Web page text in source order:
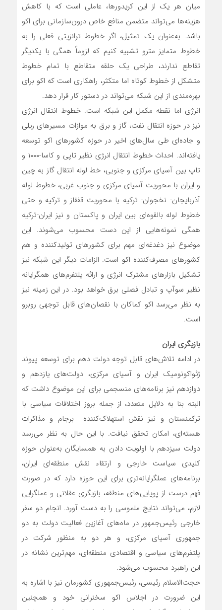
میان هر یک از این کریدورها، عاملی است که با کاهش
هزینه‌ها می‌تواند متضمن منافع خاص درون‌سازمانی برای اکو
باشد. به‌عنوان یک تمثیل، اگر خطوط ترانزیتی فعلی را به
خطوط متمایز مترو تشبیه کنیم که لزوماً همگی با یکدیگر
تقاطع ندارند، طراحی یک حلقه متقاطع با تمام خطوط
متشکل از خطوط کوتاه اما متکثر، راهکاری است که اکو برای
بهره‌مندی از این شبکه می‌تواند در دستور کار قرار دهد.
انرژی اما نقطه مکمل این شبکه است. خطوط انتقال انرژی
نیز در حوزه انتقال نفت، گاز و برق به موازات مسیرهای ریلی
و جاده‌ای طی سال‌های اخیر در حوزه کشورهای اکو توسعه
یافته‌اند. احداث خطوط انتقال انرژی نظیر تاپی و کاسا-۱۰۰۰ و
تاپ بین آسیای مرکزی و جنوبی، خط لوله انتقال گاز به چین
و ایران با محوریت آسیای مرکزی و جنوب غربی، خطوط لوله
آذربایجان- نخجوان- ترکیه با محوریت قفقاز و ترکیه و حتی
خطوط لوله‌ بالقوه‌ای بین ایران و پاکستان و نیز ایران-ترکیه
همگی نمونه‌هایی از این دست محسوب می‌شوند. این
موضوع نیز دغدغه‌ای مهم برای کشورهای تولیدکننده و هم
کشورهای مصرف‌کننده اکو است. الزامات دیگر این شبکه نیز
تشکیل بازارهای مشترک انرژی و ارائه پلتفرم‌های همگرایانه
نظیر سوآپ و تبادل فصلی برق خواهد بود. در این زمینه نیز
به نظر می‌رسد اکو کماکان با نقصان‌های قابل توجهی روبرو
است.
بازیگری ایران
در ادامه تلاش‌های قابل توجه دولت دهم برای توسعه پیوند
ژئواکونومیک ایران و آسیای مرکزی، دولت‌های یازدهم و
دوازدهم نیز برنامه‌های منسجمی برای این موضوع داشت که
البته بنا به دلایل متعدد، از جمله بروز اختلافات سیاسی با
ترکمنستان و نیز نقش استهلاک‌کننده برجام و مذاکرات
هسته‌ای، امکان تحقق نیافت. با این حال به نظر می‌رسد
دولت سیزدهم با اولویت‌ دادن به همسایگان به‌عنوان حوزه
کلیدی سیاست خارجی و ارتقاء نقش منطقه‌ای ایران،
برنامه‌های عملگرایانه‌تری برای این حوزه دارد که در صورت
فهم درست از پویایی‌های منطقه، بازیگری عقلانی و عملگرایی
لازم، می‌تواند نتایج ملموسی را به دست آورد. انجام دو سفر
خارجی رئیس‌جمهور در ماه‌های آغازین فعالیت دولت به دو
جمهوری آسیای مرکزی، و هر دو به منظور شرکت در
پلتفرم‌های سیاسی و اقتصادی منطقه‌ای، مهم‌ترین نشانه در
این راهبرد محسوب می‌شود.
حجت‌الاسلام رئیسی، رئیس‌جمهوری کشورمان نیز با اشاره به
این ضرورت در اجلاس اکو سخنرانی خود و همچنین